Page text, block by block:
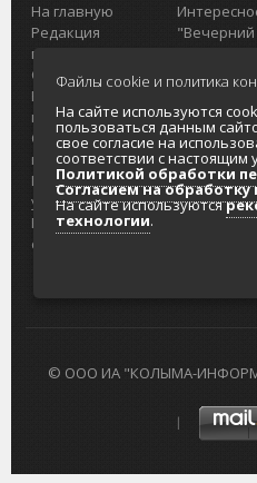
На главную
Редакция
портала
О проекте
Реклама на
портале
Отзывы и
предложения
Интернет-
услуги
Разработка
сайтов
Реклама
Главный
Колымы
Политика
Согласие
данных
© ООО ИА "КОЛЫМА-ИНФОРМ"
Файлы cookie и политика
На сайте используются
пользоваться данным
свое согласие на
соответствии с настоящим
Политикой обработки
Согласием на
На сайте используются
технологии.